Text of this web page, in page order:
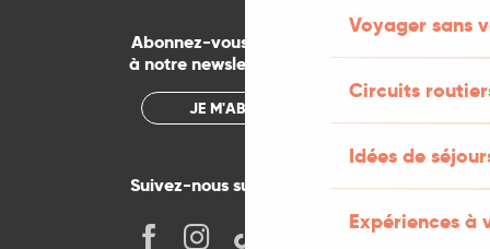
Voyager sans
Circuits
Idées de
Expériences à
Abonnez-vous gratuitement
à notre newsletter mensuelle
JE M'ABONNE
Suivez-nous sur les réseaux !